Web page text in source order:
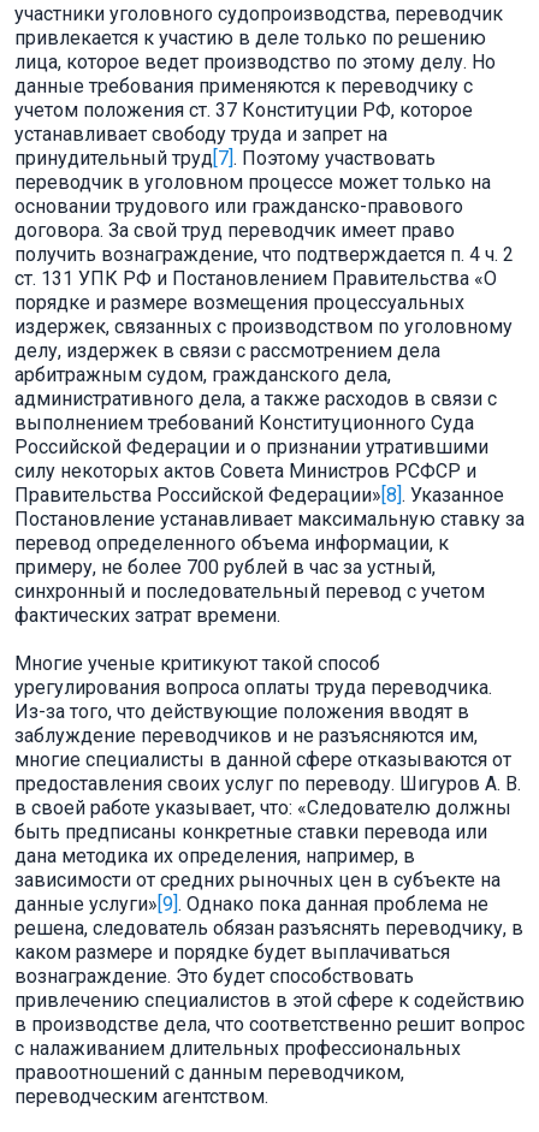
участники уголовного судопроизводства, переводчик
привлекается к участию в деле только по решению
лица, которое ведет производство по этому делу. Но
данные требования применяются к переводчику с
учетом положения ст. 37 Конституции РФ, которое
устанавливает свободу труда и запрет на
принудительный труд[7]. Поэтому участвовать
переводчик в уголовном процессе может только на
основании трудового или гражданско-правового
договора. За свой труд переводчик имеет право
получить вознаграждение, что подтверждается п. 4 ч. 2
ст. 131 УПК РФ и Постановлением Правительства «О
порядке и размере возмещения процессуальных
издержек, связанных с производством по уголовному
делу, издержек в связи с рассмотрением дела
арбитражным судом, гражданского дела,
административного дела, а также расходов в связи с
выполнением требований Конституционного Суда
Российской Федерации и о признании утратившими
силу некоторых актов Совета Министров РСФСР и
Правительства Российской Федерации»[8]. Указанное
Постановление устанавливает максимальную ставку за
перевод определенного объема информации, к
примеру, не более 700 рублей в час за устный,
синхронный и последовательный перевод с учетом
фактических затрат времени.
Многие ученые критикуют такой способ
урегулирования вопроса оплаты труда переводчика.
Из-за того, что действующие положения вводят в
заблуждение переводчиков и не разъясняются им,
многие специалисты в данной сфере отказываются от
предоставления своих услуг по переводу. Шигуров А. В.
в своей работе указывает, что: «Следователю должны
быть предписаны конкретные ставки перевода или
дана методика их определения, например, в
зависимости от средних рыночных цен в субъекте на
данные услуги»[9]. Однако пока данная проблема не
решена, следователь обязан разъяснять переводчику, в
каком размере и порядке будет выплачиваться
вознаграждение. Это будет способствовать
привлечению специалистов в этой сфере к содействию
в производстве дела, что соответственно решит вопрос
с налаживанием длительных профессиональных
правоотношений с данным переводчиком,
переводческим агентством.